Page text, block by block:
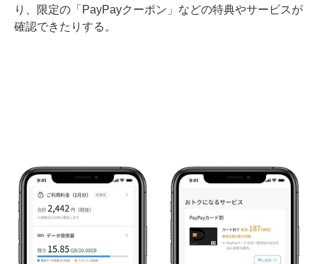
り、限定の「PayPayクーポン」などの特典やサービスが
確認できたりする。